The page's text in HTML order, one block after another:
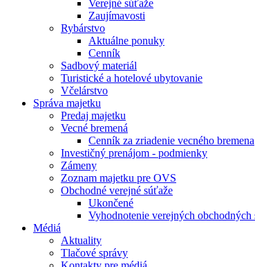
Verejné súťaže
Zaujímavosti
Rybárstvo
Aktuálne ponuky
Cenník
Sadbový materiál
Turistické a hotelové ubytovanie
Včelárstvo
Správa majetku
Predaj majetku
Vecné bremená
Cenník za zriadenie vecného bremena
Investičný prenájom - podmienky
Zámeny
Zoznam majetku pre OVS
Obchodné verejné súťaže
Ukončené
Vyhodnotenie verejných obchodných
Médiá
Aktuality
Tlačové správy